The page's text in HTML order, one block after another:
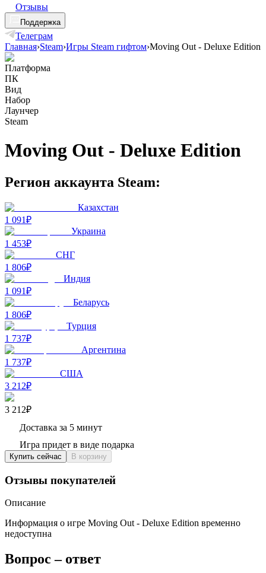
Отзывы
Поддержка
Телеграм
Главная›Steam›Игры Steam гифтом›Moving Out - Deluxe Edition
Платформа
ПК
Вид
Набор
Лаунчер
Steam
Moving Out - Deluxe Edition
Регион аккаунта Steam:
Казахстан
1 091₽
Украина
1 453₽
СНГ
1 806₽
Индия
1 091₽
Беларусь
1 806₽
Турция
1 737₽
Аргентина
1 737₽
США
3 212₽
3 212₽
Доставка за 5 минут
Игра придет в виде подарка
Купить сейчас В корзину
Отзывы покупателей
Описание
Информация о игре Moving Out - Deluxe Edition временно
недоступна
Вопрос – ответ